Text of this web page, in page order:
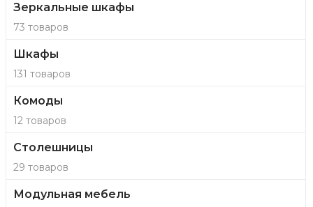
Зеркальные шкафы
73 товаров
Шкафы
131 товаров
Комоды
12 товаров
Столешницы
29 товаров
Модульная мебель